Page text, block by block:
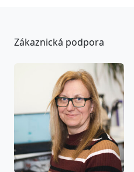
Zákaznická podpora